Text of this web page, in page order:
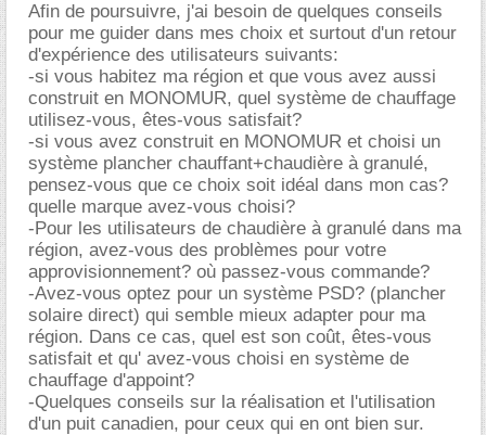
Afin de poursuivre, j'ai besoin de quelques conseils
pour me guider dans mes choix et surtout d'un retour
d'expérience des utilisateurs suivants:
-si vous habitez ma région et que vous avez aussi
construit en MONOMUR, quel système de chauffage
utilisez-vous, êtes-vous satisfait?
-si vous avez construit en MONOMUR et choisi un
système plancher chauffant+chaudière à granulé,
pensez-vous que ce choix soit idéal dans mon cas?
quelle marque avez-vous choisi?
-Pour les utilisateurs de chaudière à granulé dans ma
région, avez-vous des problèmes pour votre
approvisionnement? où passez-vous commande?
-Avez-vous optez pour un système PSD? (plancher
solaire direct) qui semble mieux adapter pour ma
région. Dans ce cas, quel est son coût, êtes-vous
satisfait et qu' avez-vous choisi en système de
chauffage d'appoint?
-Quelques conseils sur la réalisation et l'utilisation
d'un puit canadien, pour ceux qui en ont bien sur.